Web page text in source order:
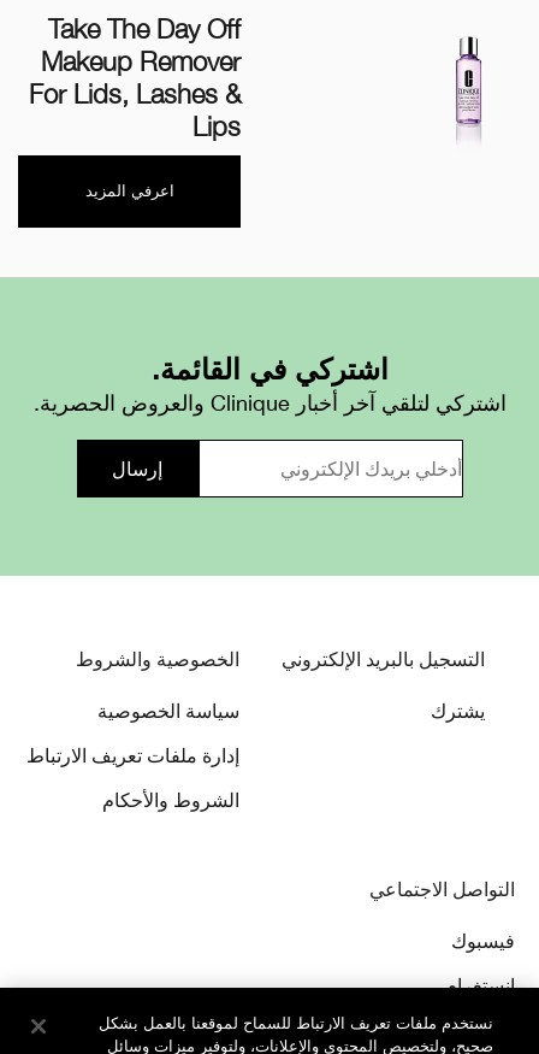
Take The Day Off
Makeup Remover
For Lids, Lashes &
Lips
اعرفي المزيد
اشتركي في القائمة.
اشتركي لتلقي آخر أخبار Clinique والعروض الحصرية.
التسجيل بالبريد الإلكتروني
يشترك
الخصوصية والشروط
سياسة الخصوصية
إدارة ملفات تعريف الارتباط
الشروط والأحكام
التواصل الاجتماعي
فيسبوك
إنستغرام
نستخدم ملفات تعريف الارتباط للسماح لموقعنا بالعمل بشكل
صحيح، ولتخصيص المحتوى والإعلانات، ولتوفير ميزات وسائل